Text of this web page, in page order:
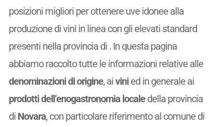
posizioni migliori per ottenere uve idonee alla
produzione di vini in linea con gli elevati standard
presenti nella provincia di . In questa pagina
abbiamo raccolto tutte le informazioni relative alle
denominazioni di origine, aivinied in generale ai
prodotti dell’enogastronomia localedella provincia
di Novara, con particolare riferimento al comune di